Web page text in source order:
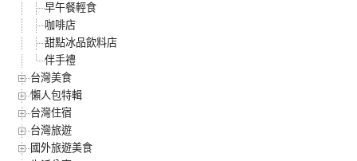
早午餐輕食
咖啡店
甜點冰品飲料店
伴手禮
台灣美食
懶人包特輯
台灣住宿
台灣旅遊
國外旅遊美食